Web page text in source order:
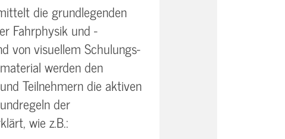
die grundlegenden
Fahrphysik und -
von visuellem Schulungs-
werden den
Teilnehmern die aktiven
der
wie z.B.: